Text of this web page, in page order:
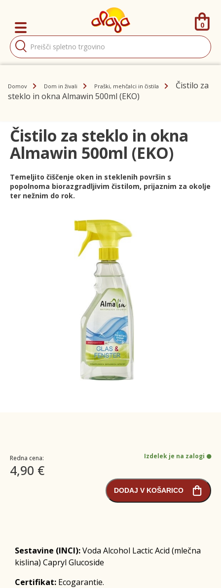
Products
search
0
Domov Dom in živali Praški, mehčalci in čistila
Čistilo za
steklo in okna Almawin 500ml (EKO)
Čistilo za steklo in okna
Almawin 500ml (EKO)
Temeljito čiščenje oken in steklenih površin s
popolnoma biorazgradljivim čistilom, prijaznim za okolje
ter nežnim do rok.
Redna cena:
4,90 €
Izdelek je na zalogi
DODAJ V KOŠARICO
Sestavine (INCI):Voda Alcohol Lactic Acid (mlečna
kislina) Capryl Glucoside
Certifikat: Ecogarantie.